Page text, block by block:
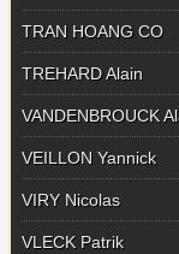
TRAN HOANG CO
TREHARD Alain
VANDENBROUCK
VEILLON Yannick
VIRY Nicolas
VLECK Patrik